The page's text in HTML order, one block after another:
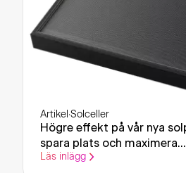
Artikel·Solceller
Högre effekt på vår nya
spara plats och maximera
elproduktionen
Läs inlägg